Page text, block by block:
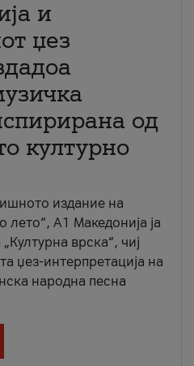
и
џез
од
културно
издание на
лето“, А1 Македонија ја
врска“, чиј
џез-интерпретација на
народна песна